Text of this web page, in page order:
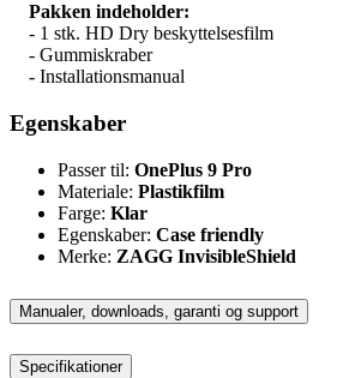
Pakken indeholder:
- 1 stk. HD Dry beskyttelsesfilm
- Gummiskraber
- Installationsmanual
Egenskaber
Passer til: OnePlus 9 Pro
Materiale: Plastikfilm
Farge: Klar
Egenskaber: Case friendly
Merke: ZAGG InvisibleShield
Manualer, downloads, garanti og support
Specifikationer